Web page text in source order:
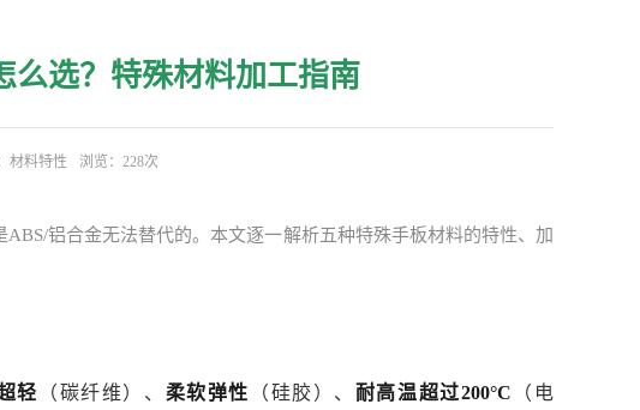
么选？特殊材料加工指南
材料特性 浏览：228次
铝合金无法替代的。本文逐一解析五种特殊手板材料的特性、加
轻 （碳纤维）、 柔软弹性 （硅胶）、 耐高温超过200°C （电